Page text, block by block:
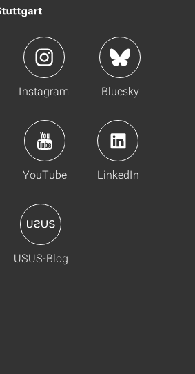
Instagram Bluesky
YouTube LinkedIn
USUS-Blog